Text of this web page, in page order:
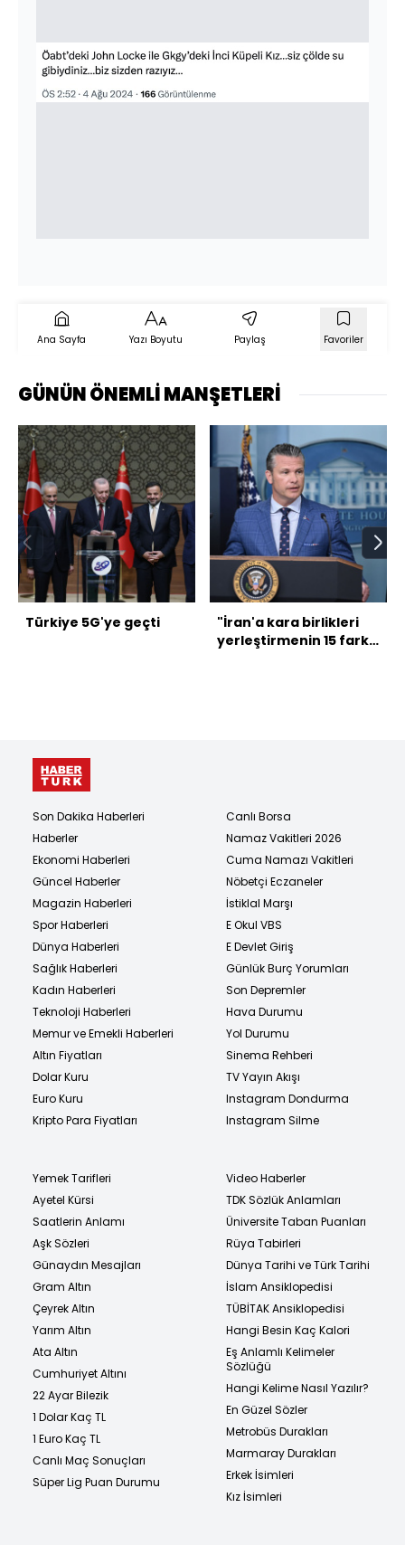
Ana Sayfa Yazı Boyutu Paylaş Favoriler
GÜNÜN ÖNEMLİ MANŞETLERİ
Türkiye 5G'ye geçti
"İran'a kara birlikleri
yerleştirmenin 15 farklı
Son Dakika Haberleri
Haberler
Ekonomi Haberleri
Güncel Haberler
Magazin Haberleri
Spor Haberleri
Dünya Haberleri
Sağlık Haberleri
Kadın Haberleri
Teknoloji Haberleri
Memur ve Emekli Haberleri
Altın Fiyatları
Dolar Kuru
Euro Kuru
Kripto Para Fiyatları
Canlı Borsa
Namaz Vakitleri 2026
Cuma Namazı Vakitleri
Nöbetçi Eczaneler
İstiklal Marşı
E Okul VBS
E Devlet Giriş
Günlük Burç Yorumları
Son Depremler
Hava Durumu
Yol Durumu
Sinema Rehberi
TV Yayın Akışı
Instagram Dondurma
Instagram Silme
Yemek Tarifleri
Ayetel Kürsi
Saatlerin Anlamı
Aşk Sözleri
Günaydın Mesajları
Gram Altın
Çeyrek Altın
Yarım Altın
Ata Altın
Cumhuriyet Altını
22 Ayar Bilezik
1 Dolar Kaç TL
1 Euro Kaç TL
Canlı Maç Sonuçları
Süper Lig Puan Durumu
Video Haberler
TDK Sözlük Anlamları
Üniversite Taban Puanları
Rüya Tabirleri
Dünya Tarihi ve Türk Tarihi
İslam Ansiklopedisi
TÜBİTAK Ansiklopedisi
Hangi Besin Kaç Kalori
Eş Anlamlı Kelimeler
Sözlüğü
Hangi Kelime Nasıl Yazılır?
En Güzel Sözler
Metrobüs Durakları
Marmaray Durakları
Erkek İsimleri
Kız İsimleri